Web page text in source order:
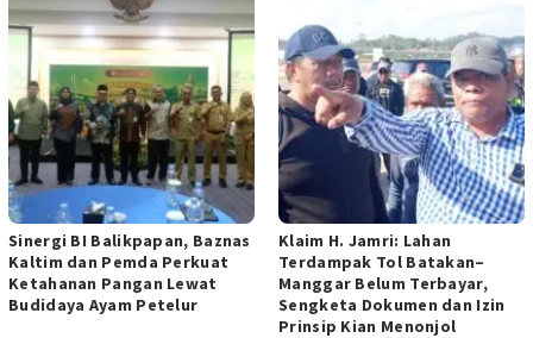
Sinergi BI Balikpapan, Baznas
Kaltim dan Pemda Perkuat
Ketahanan Pangan Lewat
Budidaya Ayam Petelur
Klaim H. Jamri: Lahan
Terdampak Tol Batakan–
Manggar Belum Terbayar,
Sengketa Dokumen dan Izin
Prinsip Kian Menonjol